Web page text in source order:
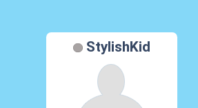
StylishKid